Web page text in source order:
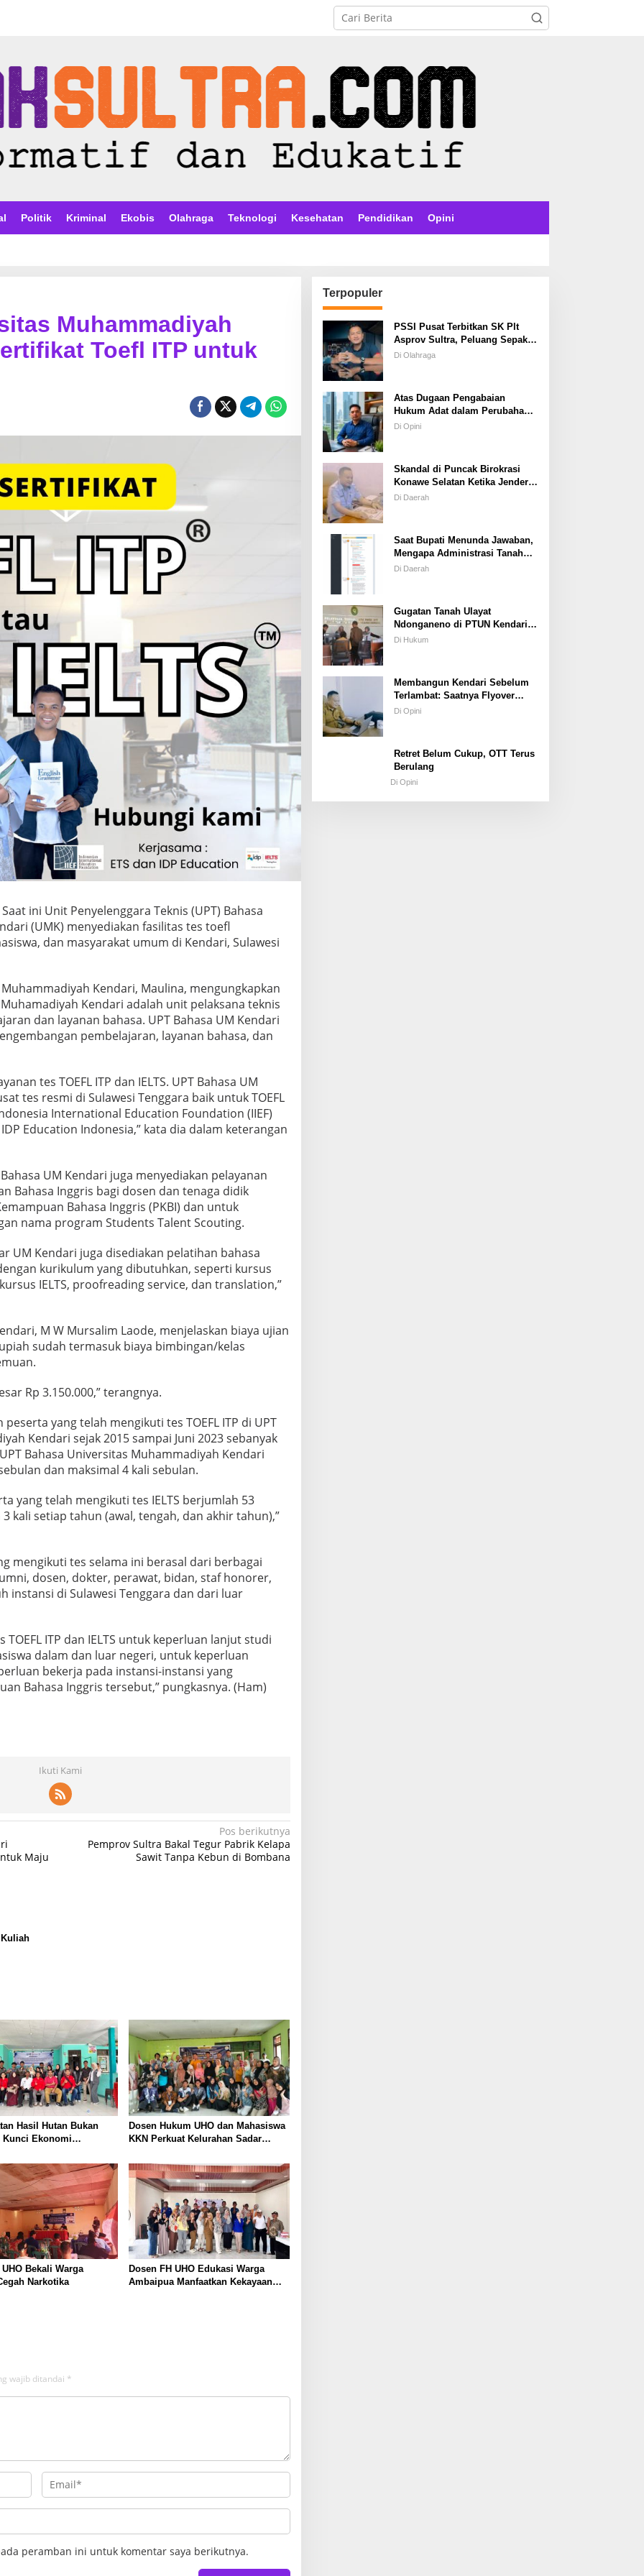
Politik Kriminal Ekobis Olahraga Teknologi Kesehatan Pendidikan Opini
Muhammadiyah
Toefl ITP untuk
Saat ini Unit Penyelenggara Teknis (UPT) Bahasa
(UMK) menyediakan fasilitas tes toefl
dan masyarakat umum di Kendari, Sulawesi
Kendari, Maulina, mengungkapkan
Kendari adalah unit pelaksana teknis
dan layanan bahasa. UPT Bahasa UM Kendari
pembelajaran, layanan bahasa, dan
tes TOEFL ITP dan IELTS. UPT Bahasa UM
tes resmi di Sulawesi Tenggara baik untuk TOEFL
International Education Foundation (IIEF)
Education Indonesia,” kata dia dalam keterangan
UM Kendari juga menyediakan pelayanan
Bahasa Inggris bagi dosen dan tenaga didik
Bahasa Inggris (PKBI) dan untuk
nama program Students Talent Scouting.
UM Kendari juga disediakan pelatihan bahasa
kurikulum yang dibutuhkan, seperti kursus
IELTS, proofreading service, dan translation,”
M W Mursalim Laode, menjelaskan biaya ujian
sudah termasuk biaya bimbingan/kelas
Rp 3.150.000,” terangnya.
yang telah mengikuti tes TOEFL ITP di UPT
Kendari sejak 2015 sampai Juni 2023 sebanyak
Bahasa Universitas Muhammadiyah Kendari
dan maksimal 4 kali sebulan.
yang telah mengikuti tes IELTS berjumlah 53
3 kali setiap tahun (awal, tengah, dan akhir tahun),”
mengikuti tes selama ini berasal dari berbagai
dosen, dokter, perawat, bidan, staf honorer,
instansi di Sulawesi Tenggara dan dari luar
ITP dan IELTS untuk keperluan lanjut studi
dalam dan luar negeri, untuk keperluan
bekerja pada instansi-instansi yang
Bahasa Inggris tersebut,” pungkasnya. (Ham)
Ikuti Kami
Maju
Pos berikutnya
Pemprov Sultra Bakal Tegur Pabrik Kelapa
Sawit Tanpa Kebun di Bombana
Kuliah
Hasil Hutan Bukan
Kunci Ekonomi
Dosen Hukum UHO dan Mahasiswa
KKN Perkuat Kelurahan Sadar
UHO Bekali Warga
Narkotika
Dosen FH UHO Edukasi Warga
Ambaipua Manfaatkan Kekayaan
wajib ditandai *
peramban ini untuk komentar saya berikutnya.
Terpopuler
PSSI Pusat Terbitkan SK Plt
Asprov Sultra, Peluang Sepak
Bola dan Futsal Tampil di
Di Olahraga
Atas Dugaan Pengabaian
Hukum Adat dalam Perubahan
Simbol Mahar Perkawinan Adat
Di Opini
Skandal di Puncak Birokrasi
Konawe Selatan Ketika Jenderal
Di Daerah
Saat Bupati Menunda Jawaban,
Mengapa Administrasi Tanah
Tetap Berjalan?
Di Daerah
Gugatan Tanah Ulayat
Ndonganeno di PTUN Kendari;
Saat Negara Diuji Menghormati
Di Hukum
Membangun Kendari Sebelum
Terlambat: Saatnya Flyover
Menjadi Agenda Strategis Kota
Di Opini
Retret Belum Cukup, OTT Terus
Berulang
Di Opini